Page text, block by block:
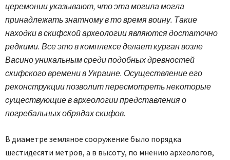
церемонии указывают, что эта могила могла
принадлежать знатному в то время воину. Такие
находки в скифской археологии являются достаточно
редкими. Все это в комплексе делает курган возле
Васино уникальным среди подобных древностей
скифского времени в Украине. Осуществление его
реконструкции позволит пересмотреть некоторые
существующие в археологии представления о
погребальных обрядах скифов.
В диаметре земляное сооружение было порядка
шестидесяти метров, а в высоту, по мнению археологов,